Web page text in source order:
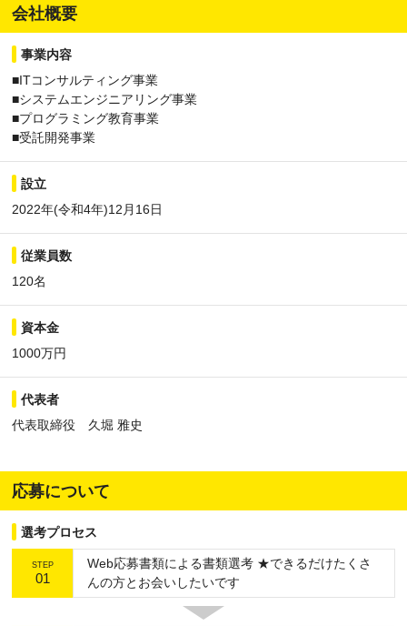
会社概要
事業内容
■ITコンサルティング事業
■システムエンジニアリング事業
■プログラミング教育事業
■受託開発事業
設立
2022年(令和4年)12月16日
従業員数
120名
資本金
1000万円
代表者
代表取締役 久堀 雅史
応募について
選考プロセス
STEP
01
Web応募書類による書類選考 ★できるだけたくさ
んの方とお会いしたいです